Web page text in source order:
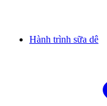
Hành trình sữa dê